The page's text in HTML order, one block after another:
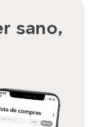
sano,